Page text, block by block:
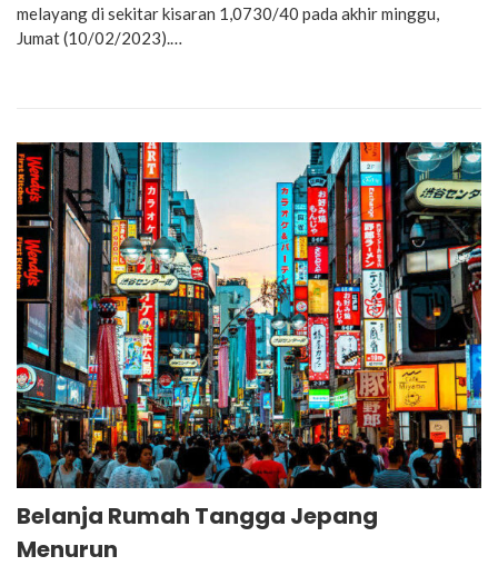
melayang di sekitar kisaran 1,0730/40 pada akhir minggu,
Jumat (10/02/2023).…
Belanja Rumah Tangga Jepang
Menurun